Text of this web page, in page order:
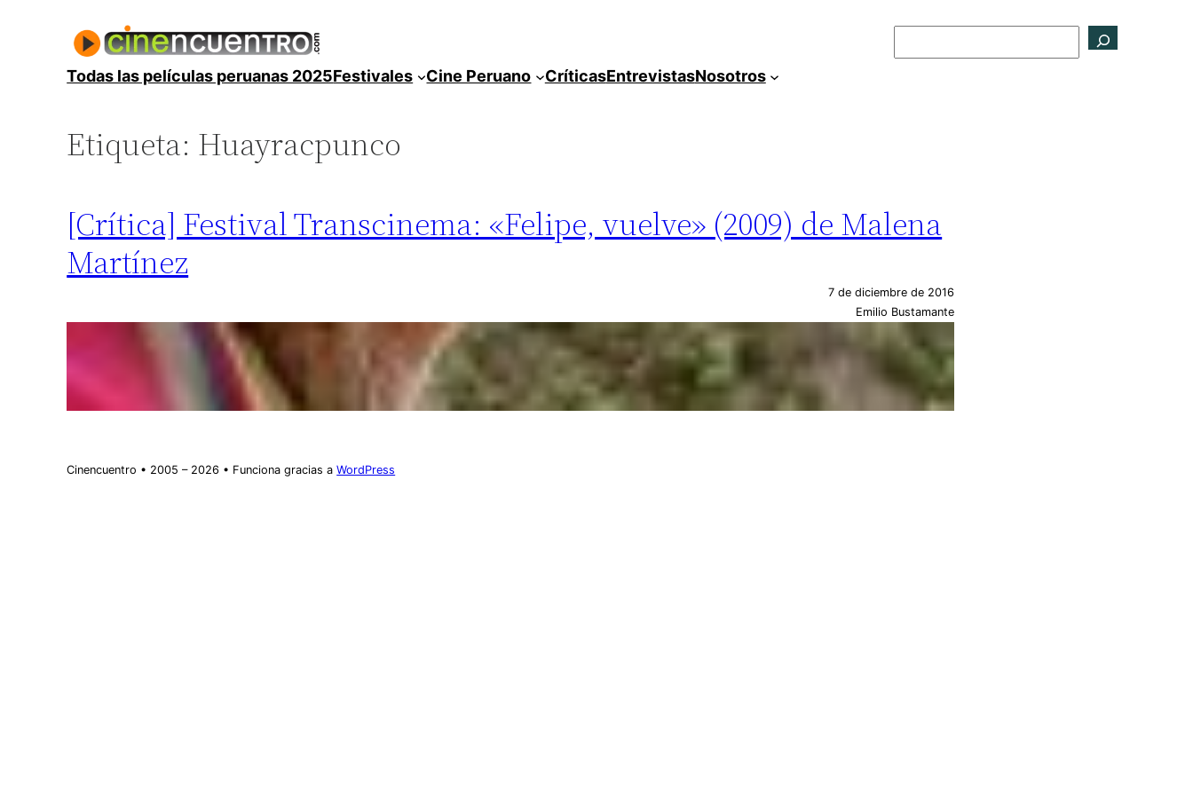
contenidoTodas las películas peruanas 2025Festivales Cine Peruano CríticasEntrevistasNosotros
Etiqueta: Huayracpunco
[Crítica] Festival Transcinema: «Felipe, vuelve» (2009) de Malena
Martínez
7 de diciembre de 2016
Emilio Bustamante
Cinencuentro • 2005 – 2026 • Funciona gracias aWordPress